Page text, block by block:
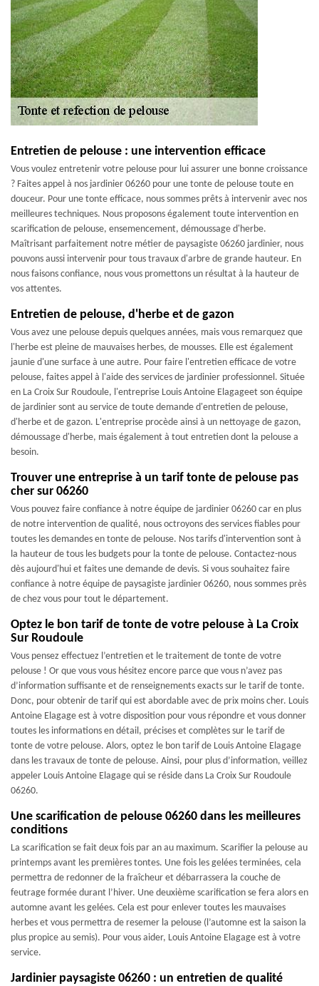
Entretien de pelouse : une intervention efficace
Vous voulez entretenir votre pelouse pour lui assurer une bonne croissance
? Faites appel à nos jardinier 06260 pour une tonte de pelouse toute en
douceur. Pour une tonte efficace, nous sommes prêts à intervenir avec nos
meilleures techniques. Nous proposons également toute intervention en
scarification de pelouse, ensemencement, démoussage d'herbe.
Maîtrisant parfaitement notre métier de paysagiste 06260 jardinier, nous
pouvons aussi intervenir pour tous travaux d'arbre de grande hauteur. En
nous faisons confiance, nous vous promettons un résultat à la hauteur de
vos attentes.
Entretien de pelouse, d'herbe et de gazon
Vous avez une pelouse depuis quelques années, mais vous remarquez que
l'herbe est pleine de mauvaises herbes, de mousses. Elle est également
jaunie d'une surface à une autre. Pour faire l'entretien efficace de votre
pelouse, faites appel à l'aide des services de jardinier professionnel. Située
en La Croix Sur Roudoule, l'entreprise Louis Antoine Elagageet son équipe
de jardinier sont au service de toute demande d'entretien de pelouse,
d'herbe et de gazon. L'entreprise procède ainsi à un nettoyage de gazon,
démoussage d'herbe, mais également à tout entretien dont la pelouse a
besoin.
Trouver une entreprise à un tarif tonte de pelouse pas
cher sur 06260
Vous pouvez faire confiance à notre équipe de jardinier 06260 car en plus
de notre intervention de qualité, nous octroyons des services fiables pour
toutes les demandes en tonte de pelouse. Nos tarifs d'intervention sont à
la hauteur de tous les budgets pour la tonte de pelouse. Contactez-nous
dès aujourd'hui et faites une demande de devis. Si vous souhaitez faire
confiance à notre équipe de paysagiste jardinier 06260, nous sommes près
de chez vous pour tout le département.
Optez le bon tarif de tonte de votre pelouse à La Croix
Sur Roudoule
Vous pensez effectuez l’entretien et le traitement de tonte de votre
pelouse ! Or que vous vous hésitez encore parce que vous n’avez pas
d’information suffisante et de renseignements exacts sur le tarif de tonte.
Donc, pour obtenir de tarif qui est abordable avec de prix moins cher. Louis
Antoine Elagage est à votre disposition pour vous répondre et vous donner
toutes les informations en détail, précises et complètes sur le tarif de
tonte de votre pelouse. Alors, optez le bon tarif de Louis Antoine Elagage
dans les travaux de tonte de pelouse. Ainsi, pour plus d’information, veillez
appeler Louis Antoine Elagage qui se réside dans La Croix Sur Roudoule
06260.
Une scarification de pelouse 06260 dans les meilleures
conditions
La scarification se fait deux fois par an au maximum. Scarifier la pelouse au
printemps avant les premières tontes. Une fois les gelées terminées, cela
permettra de redonner de la fraîcheur et débarrassera la couche de
feutrage formée durant l’hiver. Une deuxième scarification se fera alors en
automne avant les gelées. Cela est pour enlever toutes les mauvaises
herbes et vous permettra de resemer la pelouse (l’automne est la saison la
plus propice au semis). Pour vous aider, Louis Antoine Elagage est à votre
service.
Jardinier paysagiste 06260 : un entretien de qualité